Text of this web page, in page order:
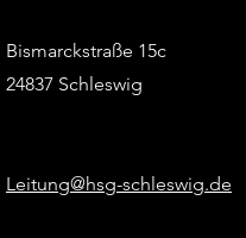
Bismarckstraße 15c
24837 Schleswig
Leitung@hsg-schleswig.de